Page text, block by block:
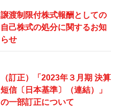
譲渡制限付株式報酬としての
自己株式の処分に関するお知
らせ
（訂正）「2023年３月期 決算
短信〔日本基準〕（連結）」
の一部訂正について